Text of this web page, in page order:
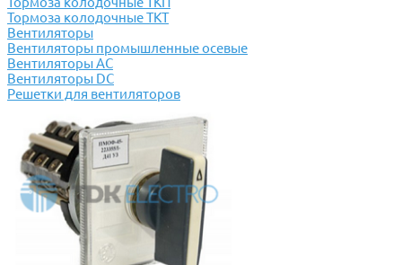
Тормоза колодочные ТКТ
Вентиляторы
Вентиляторы промышленные осевые
Вентиляторы АС
Вентиляторы DC
Решетки для вентиляторов